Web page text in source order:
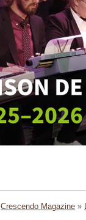
Crescendo Magazine »